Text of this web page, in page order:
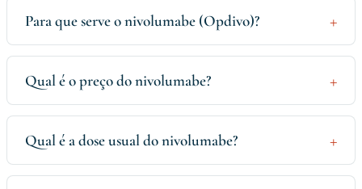
Para que serve o nivolumabe (Opdivo)?
Qual é o preço do nivolumabe?
Qual é a dose usual do nivolumabe?